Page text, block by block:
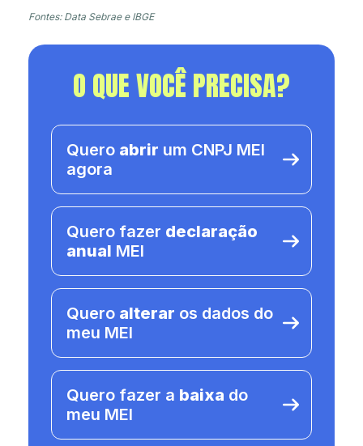
Fontes: Data Sebrae e IBGE
O QUE VOCÊ PRECISA?
Quero abrir um CNPJ MEI
agora
Quero fazer declaração
anual MEI
Quero alterar os dados do
meu MEI
Quero fazer a baixa do
meu MEI